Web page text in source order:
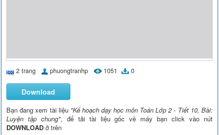
2 trang phuongtranhp 1051 0
Download
Bạn đang xem tài liệu "Kế hoạch dạy học môn Toán Lớp 2 - Tiết 10, Bài:
Luyện tập chung", để tải tài liệu gốc về máy bạn click vào nút
DOWNLOAD ở trên